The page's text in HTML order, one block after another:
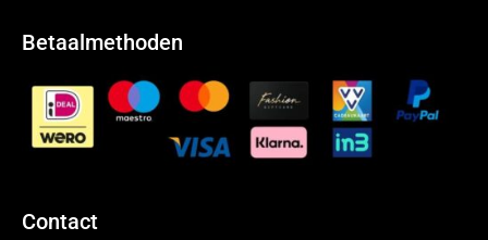
Betaalmethoden
Contact